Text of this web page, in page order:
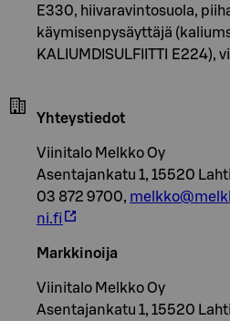
E330, hiivaravintosuola,
käymisenpysäyttäjä
KALIUMDISULFIITTI E224),
Yhteystiedot
Viinitalo Melkko Oy
Asentajankatu 1, 15520 Lahti
03 872 9700,
ni.fi
Markkinoija
Viinitalo Melkko Oy
Asentajankatu 1, 15520 Lahti